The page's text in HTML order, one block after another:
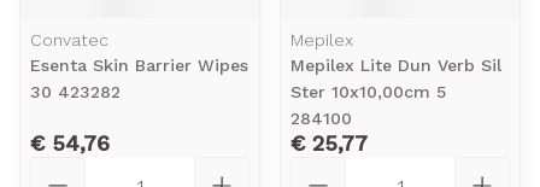
Convatec
Esenta Skin Barrier Wipes
30 423282
€ 54,76
Mepilex
Mepilex Lite Dun Verb Sil
Ster 10x10,00cm 5
284100
€ 25,77